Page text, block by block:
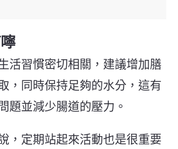
活習慣密切相關，建議增加膳
，同時保持足夠的水分，這有
題並減少腸道的壓力。
，定期站起來活動也是很重要